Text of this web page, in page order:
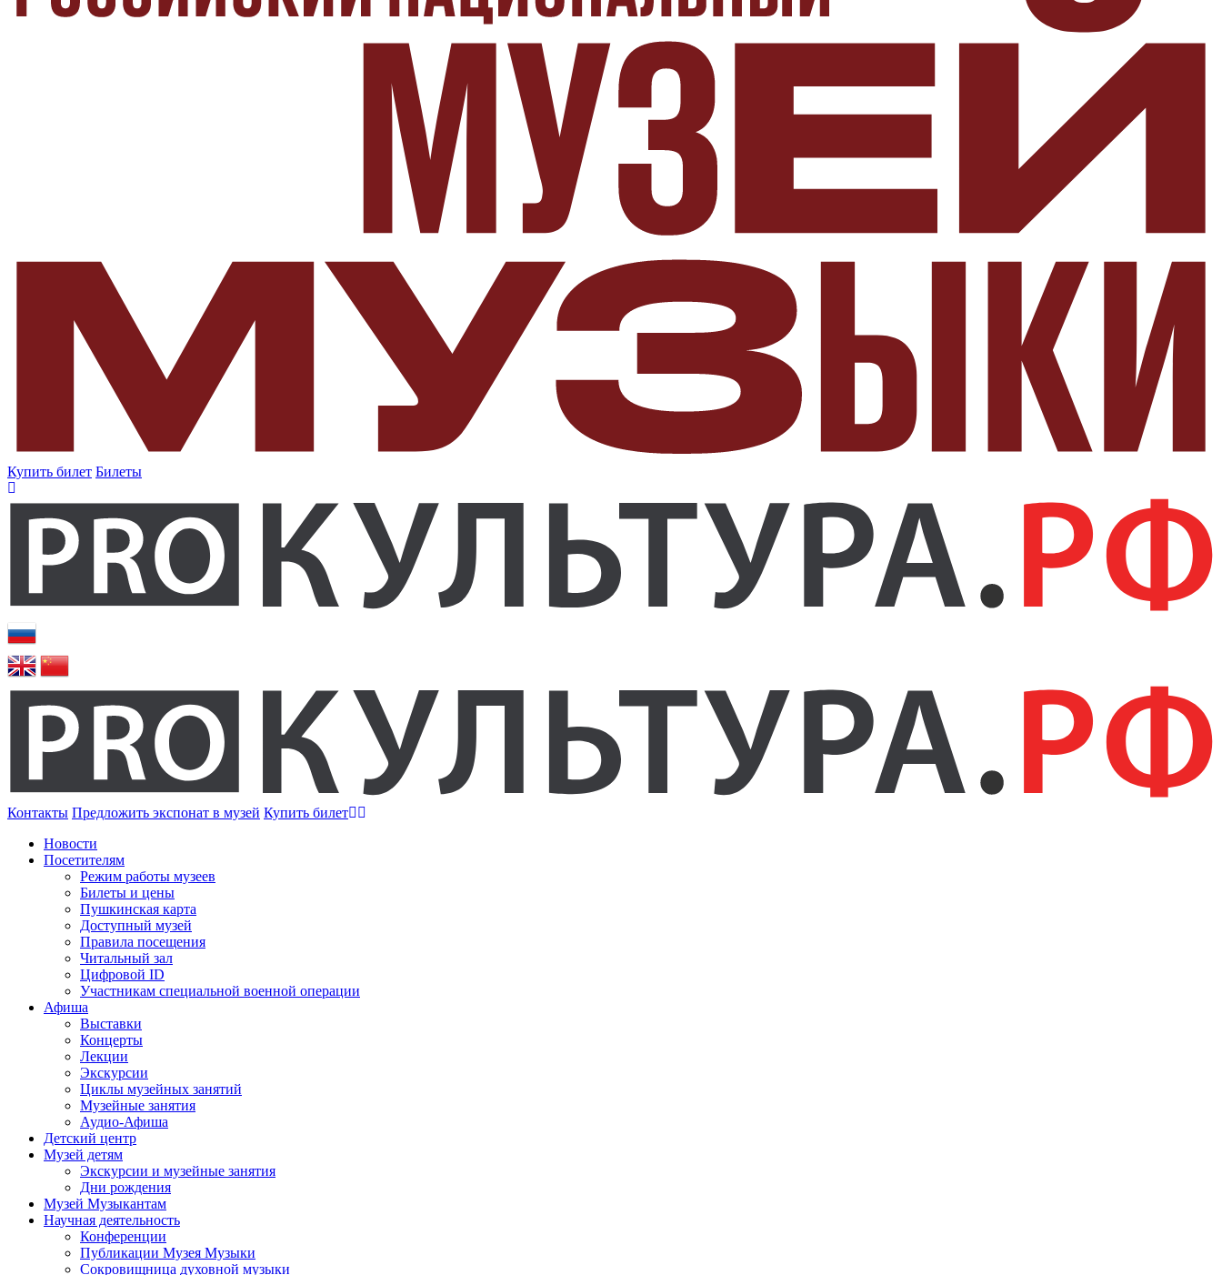
Купить билет Билеты
Контакты Предложить экспонат в музей Купить билет
Новости
Посетителям
Режим работы музеев
Билеты и цены
Пушкинская карта
Доступный музей
Правила посещения
Читальный зал
Цифровой ID
Участникам специальной военной операции
Афиша
Выставки
Концерты
Лекции
Экскурсии
Циклы музейных занятий
Музейные занятия
Аудио-Афиша
Детский центр
Музей детям
Экскурсии и музейные занятия
Дни рождения
Музей Музыкантам
Научная деятельность
Конференции
Публикации Музея Музыки
Сокровищница духовной музыки